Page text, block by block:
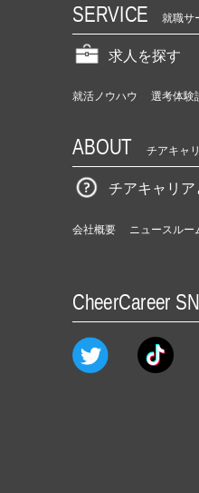
SERVICE 就職サ
求人を探す
就活ノウハウ 選考体験
ABOUT チアキャ
チアキャリア
会社概要 ニュースルー
CheerCareer